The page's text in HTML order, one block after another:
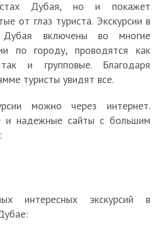
Дубая, но и покажет
от глаз туриста. Экскурсии в
включены во многие
по городу, проводятся как
и групповые. Благодаря
туристы увидят все.
можно через интернет.
и надежные сайты с большим
интересных экскурсий в